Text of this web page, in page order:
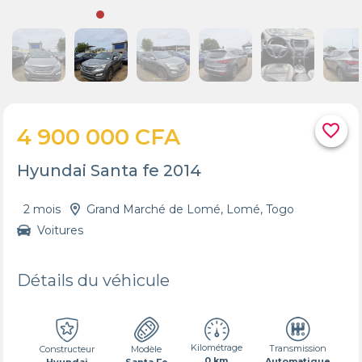
favorite_border
4 900 000 CFA
Hyundai Santa fe 2014
2 mois
Grand Marché de Lomé, Lomé, Togo
Voitures
Détails du véhicule
Constructeur
Modèle
Kilométrage
Transmission